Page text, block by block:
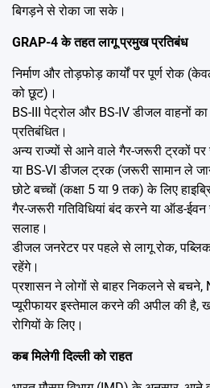
बिगड़ने से रोका जा सके।
GRAP-4 के तहत लागू प्रमुख प्रतिबंध
निर्माण और तोड़फोड़ कार्यों पर पूर्ण रोक
को छूट)।
BS-III पेट्रोल और BS-IV डीजल वाहनों
प्रतिबंधित।
अन्य राज्यों से आने वाले गैर-जरूरी ट्रकों
या BS-VI डीजल ट्रक (जरूरी सामान ले
छोटे बच्चों (कक्षा 5 या 9 तक) के लिए
गैर-जरूरी गतिविधियां बंद करने या ऑड-
सलाह।
डीजल जनरेटर पर पहले से लागू रोक, पब्लिक
रहेंगे।
प्रशासन ने लोगों से बाहर निकलने से
प्यूरीफायर इस्तेमाल करने की अपील की है,
रोगियों के लिए।
कब मिलेगी दिल्ली को राहत